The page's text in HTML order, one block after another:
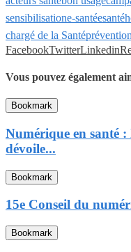
sensibilisatione-santéesanté
chargé de la Santéprévention
FacebookTwitterLinkedin
Vous pouvez également
Bookmark
Numérique en santé
dévoile...
Bookmark
15e Conseil du
Bookmark